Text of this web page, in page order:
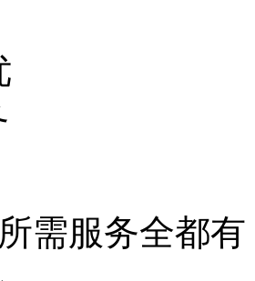
所需服务全都有